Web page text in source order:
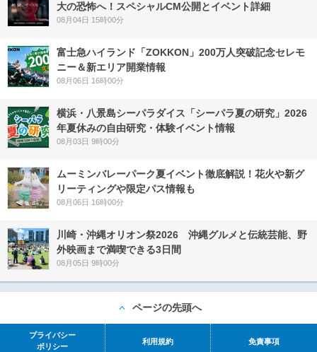
大の恐怖へ！スペシャルCM公開とイベント詳細
08月04日 15時00分
富士急ハイランド「ZOKKON」200万人突破記念セレモ
ニー＆新エリア開業情報
08月06日 16時00分
横浜・八景島シーパラダイス「シーパラ夏の研究」2026
年夏休みの自由研究・体験イベント情報
08月03日 9時00分
ムーミンバレーパーク夏イベント徹底解説！花火や新グ
リーティングや限定パス情報も
08月06日 16時00分
川崎・沖縄オリオン祭2026 沖縄グルメと伝統芸能、野
外映画まで満喫できる3日間
08月05日 9時00分
ページの先頭へ
プライバシー
ポリシー
利用規約 免責事項